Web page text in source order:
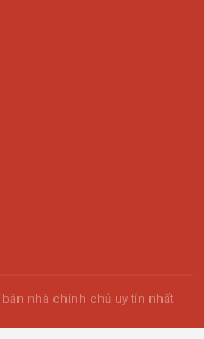
nhà chính chủ uy tín nhất